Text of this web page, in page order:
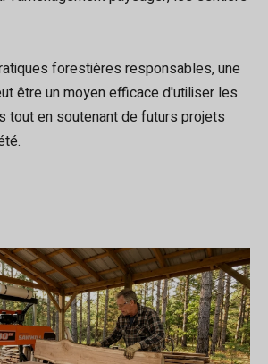
forestières responsables, une
être un moyen efficace d'utiliser les
tout en soutenant de futurs projets